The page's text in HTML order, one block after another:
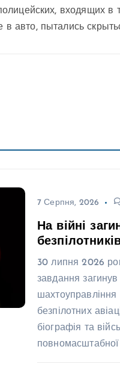
входящих в
авто, пытались
7 Серпня, 2026
На війні
30 липня 2026
завдання загинув
безпілотних
біографія та
повномасштабної